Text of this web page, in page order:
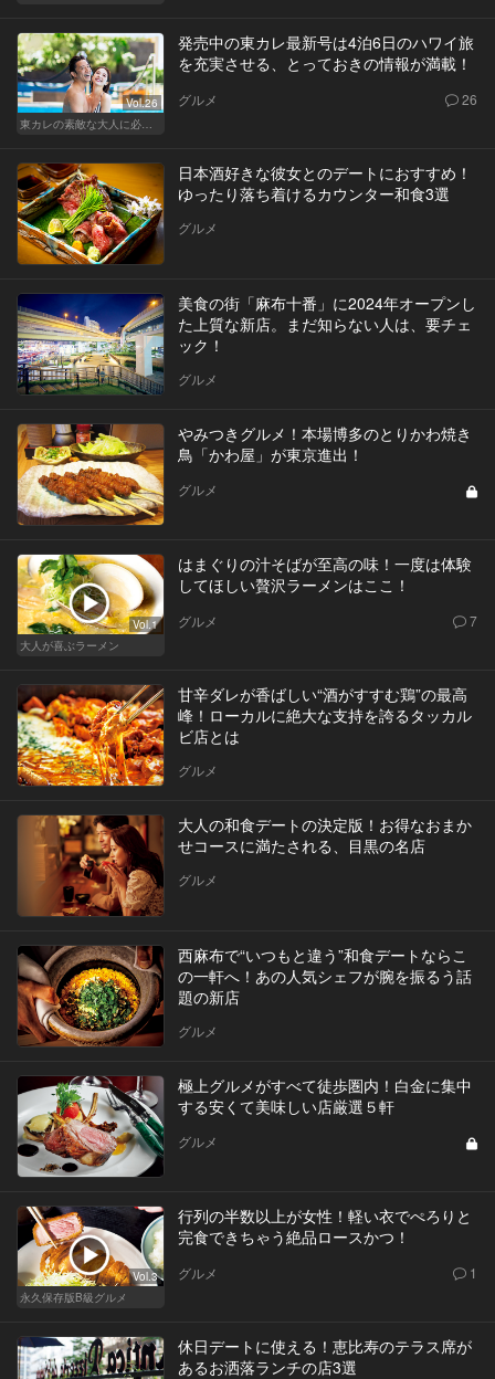
Vol.26
東カレの素敵な大人に必要なこと
発売中の東カレ最新号は4泊6日のハワイ旅
を充実させる、とっておきの情報が満載！
グルメ 26
日本酒好きな彼女とのデートにおすすめ！
ゆったり落ち着けるカウンター和食3選
グルメ
美食の街「麻布十番」に2024年オープンし
た上質な新店。まだ知らない人は、要チェ
ック！
グルメ
やみつきグルメ！本場博多のとりかわ焼き
鳥「かわ屋」が東京進出！
グルメ
Vol.1
大人が喜ぶラーメン
はまぐりの汁そばが至高の味！一度は体験
してほしい贅沢ラーメンはここ！
グルメ 7
甘辛ダレが香ばしい“酒がすすむ鶏”の最高
峰！ローカルに絶大な支持を誇るタッカル
ビ店とは
グルメ
大人の和食デートの決定版！お得なおまか
せコースに満たされる、目黒の名店
グルメ
西麻布で“いつもと違う”和食デートならこ
の一軒へ！あの人気シェフが腕を振るう話
題の新店
グルメ
極上グルメがすべて徒歩圏内！白金に集中
する安くて美味しい店厳選５軒
グルメ
Vol.3
永久保存版B級グルメ
行列の半数以上が女性！軽い衣でぺろりと
完食できちゃう絶品ロースかつ！
グルメ 1
休日デートに使える！恵比寿のテラス席が
あるお洒落ランチの店3選